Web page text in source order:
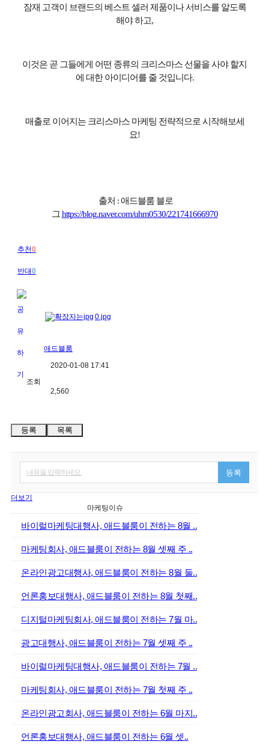
잠재 고객이 브랜드의 베스트 셀러 제품이나 서비스를 알도록
해야 하고,
이것은 곧 그들에게 어떤 종류의 크리스마스 선물을 사야 할지
에 대한 아이디어를 줄 것입니다.
매출로 이어지는 크리스마스 마케팅 전략적으로 시작해보세
요!
출처 : 애드블룸 블로
그https://blog.naver.com/uhm0530/221741666970
추천0
반대0
0.jpg
애드블룸
2020-01-08 17:41
조회
2,560
등록 목록
내용을 입력하세요. 등록
더보기
마케팅이슈
바이럴마케팅대행사, 애드블룸이 전하는 8월 ..
마케팅회사, 애드블룸이 전하는 8월 셋째 주 ..
온라인광고대행사, 애드블룸이 전하는 8월 둘..
언론홍보대행사, 애드블룸이 전하는 8월 첫째..
디지털마케팅회사, 애드블룸이 전하는 7월 마..
광고대행사, 애드블룸이 전하는 7월 셋째 주 ..
바이럴마케팅대행사, 애드블룸이 전하는 7월 ..
마케팅회사, 애드블룸이 전하는 7월 첫째 주 ..
온라인광고회사, 애드블룸이 전하는 6월 마지..
언론홍보대행사, 애드블룸이 전하는 6월 셋..